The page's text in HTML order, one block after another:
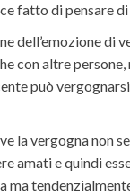
fatto di pensare
dell’emozione di
con altre
può
la vergogna non
amati e quindi
ma